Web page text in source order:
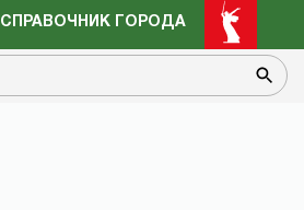
СПРАВОЧНИК ГОРОДА